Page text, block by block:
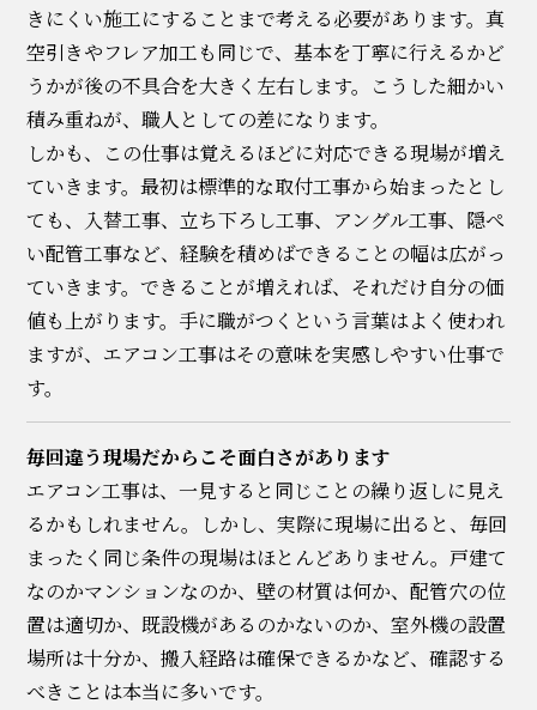
きにくい施工にすることまで考える必要があります。真
空引きやフレア加工も同じで、基本を丁寧に行えるかど
うかが後の不具合を大きく左右します。こうした細かい
積み重ねが、職人としての差になります。
しかも、この仕事は覚えるほどに対応できる現場が増え
ていきます。最初は標準的な取付工事から始まったとし
ても、入替工事、立ち下ろし工事、アングル工事、隠ぺ
い配管工事など、経験を積めばできることの幅は広がっ
ていきます。できることが増えれば、それだけ自分の価
値も上がります。手に職がつくという言葉はよく使われ
ますが、エアコン工事はその意味を実感しやすい仕事で
す。
毎回違う現場だからこそ面白さがあります
エアコン工事は、一見すると同じことの繰り返しに見え
るかもしれません。しかし、実際に現場に出ると、毎回
まったく同じ条件の現場はほとんどありません。戸建て
なのかマンションなのか、壁の材質は何か、配管穴の位
置は適切か、既設機があるのかないのか、室外機の設置
場所は十分か、搬入経路は確保できるかなど、確認する
べきことは本当に多いです。